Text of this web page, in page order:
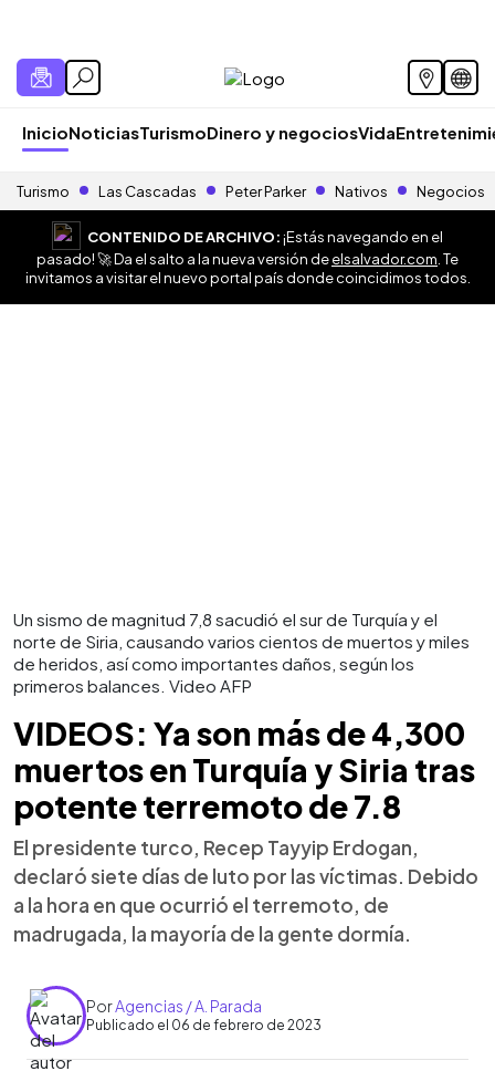
InicioNoticiasTurismoDinero y negociosVida
Turismo Las Cascadas Peter Parker Nativos Negocios
CONTENIDO DE ARCHIVO:¡Estás navegando en el
pasado! 🚀 Da el salto a la nueva versión deelsalvador.com . Te
invitamos a visitar el nuevo portal país donde coincidimos todos.
Un sismo de magnitud 7,8 sacudió el sur de Turquía y el
norte de Siria, causando varios cientos de muertos y miles
de heridos, así como importantes daños, según los
primeros balances. Video AFP
VIDEOS: Ya son más de 4,300
muertos en Turquía y Siria tras
potente terremoto de 7.8
El presidente turco, Recep Tayyip Erdogan,
declaró siete días de luto por las víctimas. Debido
a la hora en que ocurrió el terremoto, de
madrugada, la mayoría de la gente dormía.
PorAgencias / A. Parada
Publicado el 06 de febrero de 2023